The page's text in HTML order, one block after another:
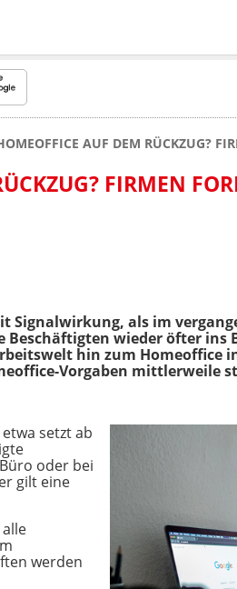
AUF DEM RÜCKZUG?
FIRMEN
Signalwirkung, als im
Beschäftigten wieder öfter
hin zum Homeoffice
Vorgaben mittlerweile
setzt ab
oder bei
gilt eine
werden